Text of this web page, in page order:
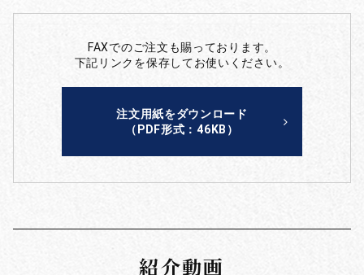
FAXでのご注文も賜っております。
下記リンクを保存してお使いください。
注文用紙をダウンロード
（PDF形式：46KB）
紹介動画